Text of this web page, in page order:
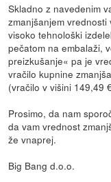
Skladno z navedenim
zmanjšanjem
visoko tehnološki
pečatom na embalaži,
preizkušanje« pa je
vračilo kupnine
(vračilo v višini 149,49
Prosimo, da nam
da vam vrednost
že vnaprej.
Big Bang d.o.o.